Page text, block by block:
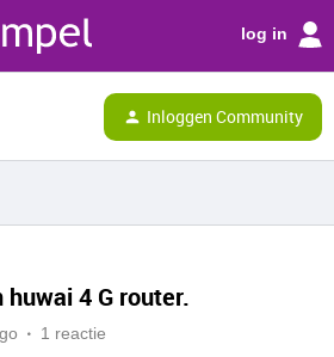
log in
Inloggen Community
4 G router.
1 reactie